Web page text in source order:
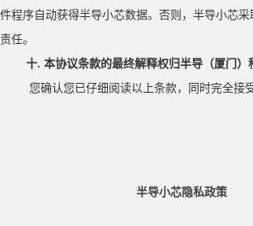
件程序自动获得半导小芯数据。否则，半导小芯
责任。
十. 本协议条款的最终解释权归半导（厦门）
您确认您已仔细阅读以上条款，同时完全接
半导小芯隐私政策